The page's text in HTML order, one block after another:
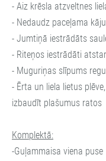
- Aiz krēsla atzveltnes
- Nedaudz paceļama
- Jumtiņā iestrādāts
- Riteņos iestrādāti
- Muguriņas slīpums
- Ērta un liela lietus
izbaudīt plašumus ratos
Komplektā:
-Guļammaisa viena puse